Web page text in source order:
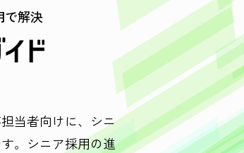
で解決
当者向けに、シニ
。シニア採用の進